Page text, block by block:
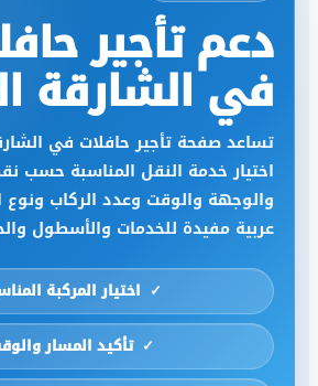
دعم تأجير
في الشارقة
تساعد صفحة تأجير حافلات في
اختيار خدمة النقل المناسبة حسب
والوجهة والوقت وعدد الركاب ونوع
عربية مفيدة للخدمات والأسطول
اختيار المركبة
تأكيد المسار